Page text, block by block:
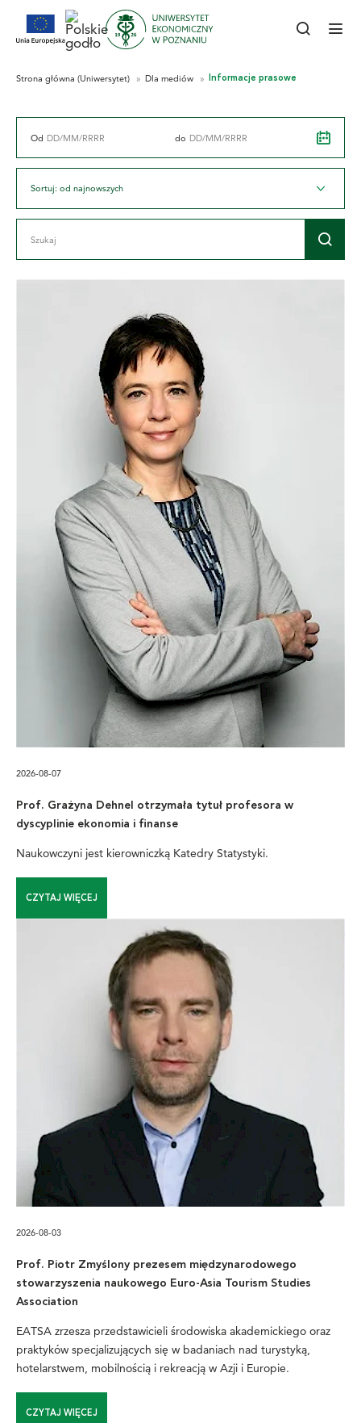
Od do
Sortuj: od najnowszych
2026-08-07
Prof. Grażyna Dehnel otrzymała tytuł profesora w
dyscyplinie ekonomia i finanse
Naukowczyni jest kierowniczką Katedry Statystyki.
CZYTAJ WIĘCEJ
2026-08-03
Prof. Piotr Zmyślony prezesem międzynarodowego
stowarzyszenia naukowego Euro-Asia Tourism Studies
Association
EATSA zrzesza przedstawicieli środowiska akademickiego oraz
praktyków specjalizujących się w badaniach nad turystyką,
hotelarstwem, mobilnością i rekreacją w Azji i Europie.
CZYTAJ WIĘCEJ